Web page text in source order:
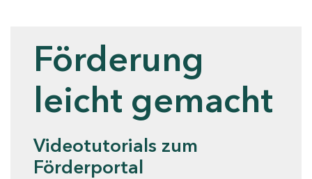
Förderung
leicht gemacht
Videotutorials zum
Förderportal